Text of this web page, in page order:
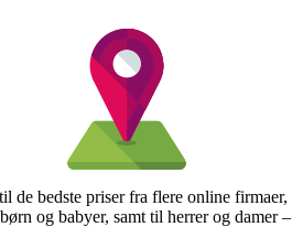
bedste priser fra flere online
og babyer, samt til herrer og damer